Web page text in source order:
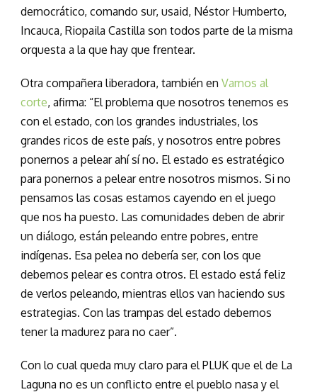
democrático, comando sur, usaid, Néstor Humberto,
Incauca, Riopaila Castilla son todos parte de la misma
orquesta a la que hay que frentear.
Otra compañera liberadora, también en Vamos al
corte, afirma: “El problema que nosotros tenemos es
con el estado, con los grandes industriales, los
grandes ricos de este país, y nosotros entre pobres
ponernos a pelear ahí sí no. El estado es estratégico
para ponernos a pelear entre nosotros mismos. Si no
pensamos las cosas estamos cayendo en el juego
que nos ha puesto. Las comunidades deben de abrir
un diálogo, están peleando entre pobres, entre
indígenas. Esa pelea no debería ser, con los que
debemos pelear es contra otros. El estado está feliz
de verlos peleando, mientras ellos van haciendo sus
estrategias. Con las trampas del estado debemos
tener la madurez para no caer”.
Con lo cual queda muy claro para el PLUK que el de La
Laguna no es un conflicto entre el pueblo nasa y el